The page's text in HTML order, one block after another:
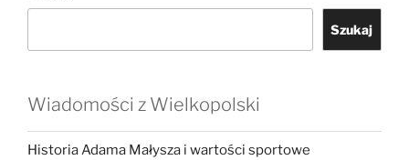
Szukaj
Wiadomości z Wielkopolski
Historia Adama Małysza i wartości sportowe